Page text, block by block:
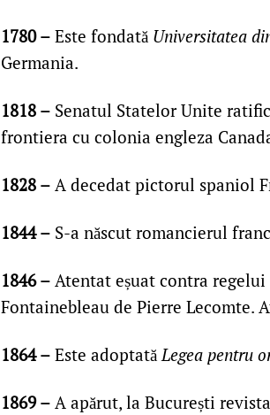
1780 – Este fondată Universitatea
Germania.
1818 – Senatul Statelor Unite
frontiera cu colonia engleza
1828 – A decedat pictorul spaniol
1844 – S-a născut romancierul
1846 – Atentat eșuat contra
Fontainebleau de Pierre Lecomte.
1864 – Este adoptată Legea pentru
1869 – A apărut, la București